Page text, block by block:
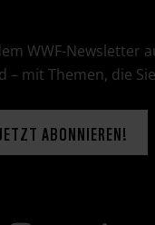
WWF-Newsletter
– mit Themen, die Sie
ABONNIEREN!